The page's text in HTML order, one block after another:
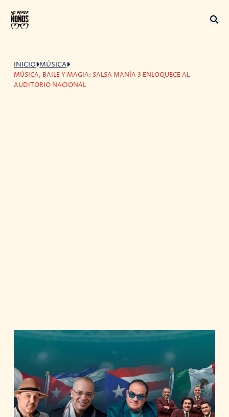
INICIO MÚSICA
MÚSICA, BAILE Y MAGIA: SALSA MANÍA 3 ENLOQUECE AL
AUDITORIO NACIONAL